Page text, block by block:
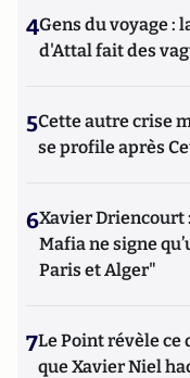
4Gens du voyage :
d'Attal fait des
5Cette autre crise
se profile après
6Xavier Driencourt
Mafia ne signe
Paris et Alger"
7Le Point révèle ce
que Xavier Niel